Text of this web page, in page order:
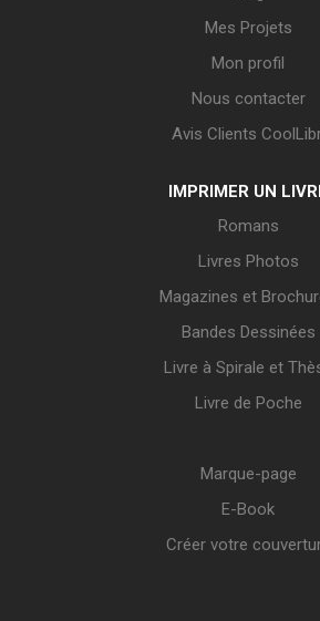
Mes Projets
Mon profil
Nous contacter
Avis Clients
IMPRIMER UN
Romans
Livres Photos
Magazines et
Bandes Dessinées
Livre à Spirale et
Livre de Poche
Marque-page
E-Book
Créer votre